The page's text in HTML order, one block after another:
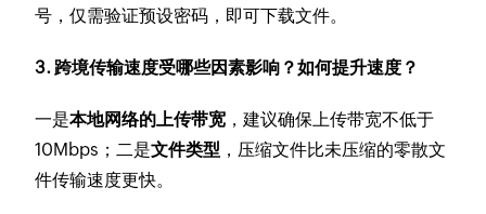
号，仅需验证预设密码，即可下载文件。
3. 跨境传输速度受哪些因素影响？如何提升速度？
一是本地网络的上传带宽 ，建议确保上传带宽不低于
10Mbps；二是文件类型 ，压缩文件比未压缩的零散文
件传输速度更快。